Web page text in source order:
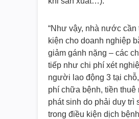
“Như vậy, nhà nước cần
kiện cho doanh nghiệp
giảm gánh nặng – các
tiếp như chi phí xét
người lao động 3 tại
phí chữa bệnh, tiền thuê
phát sinh do phải duy trì
trong điều kiện dịch